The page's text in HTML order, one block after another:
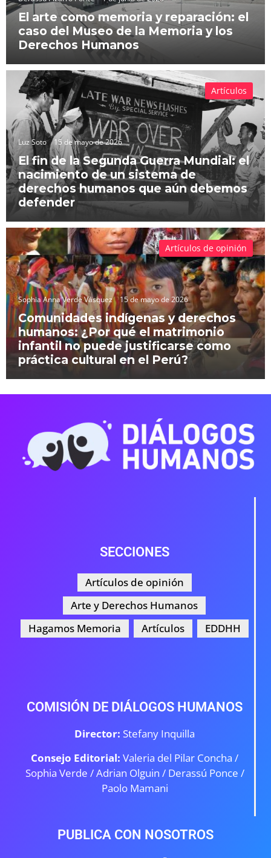
El arte como memoria y reparación: el
caso del Museo de la Memoria y los
Derechos Humanos
Luz Soto 15 de mayo de 2026
El fin de la Segunda Guerra Mundial: el
nacimiento de un sistema de
derechos humanos que aún debemos
defender
Artículos
Sophia Anna Verde Vásquez 15 de mayo de 2026
Comunidades indígenas y derechos
humanos: ¿Por qué el matrimonio
infantil no puede justificarse como
práctica cultural en el Perú?
Artículos de opinión
SECCIONES
Artículos de opinión
Arte y Derechos Humanos
Hagamos Memoria
Artículos EDDHH
COMISIÓN DE DIÁLOGOS HUMANOS
Director: Stefany Inquilla
Consejo Editorial: Valeria del Pilar Concha /
Sophia Verde /Adrian Olguin / Derassú Ponce /
Paolo Mamani
PUBLICA CON NOSOTROS